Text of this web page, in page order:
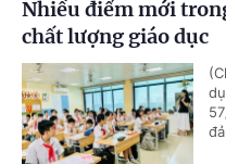
Nhiều điểm mới
chất lượng giáo dục